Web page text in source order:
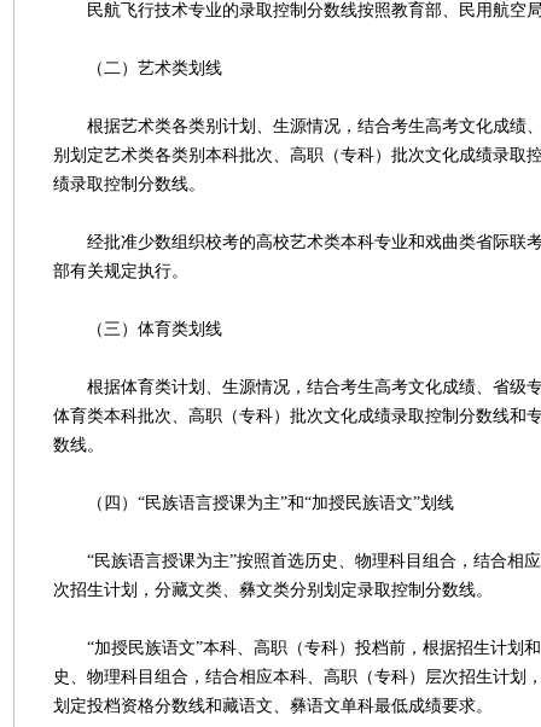
民航飞行技术专业的录取控制分数线按照教育部、民用航空
（二）艺术类划线
根据艺术类各类别计划、生源情况，结合考生高考文化成绩
别划定艺术类各类别本科批次、高职（专科）批次文化成绩录取
绩录取控制分数线。
经批准少数组织校考的高校艺术类本科专业和戏曲类省际联
部有关规定执行。
（三）体育类划线
根据体育类计划、生源情况，结合考生高考文化成绩、省级
体育类本科批次、高职（专科）批次文化成绩录取控制分数线和
数线。
（四）“民族语言授课为主”和“加授民族语文”划线
“民族语言授课为主”按照首选历史、物理科目组合，结合相
次招生计划，分藏文类、彝文类分别划定录取控制分数线。
“加授民族语文”本科、高职（专科）投档前，根据招生计划
史、物理科目组合，结合相应本科、高职（专科）层次招生计划
划定投档资格分数线和藏语文、彝语文单科最低成绩要求。